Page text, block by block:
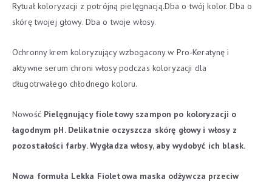
Rytuał koloryzacji z potrójną pielęgnacją.Dba o twój kolor. Dba o
skórę twojej głowy. Dba o twoje włosy.
Ochronny krem koloryzujący wzbogacony w Pro-Keratynę i
aktywne serum chroni włosy podczas koloryzacji dla
długotrwałego chłodnego koloru.
NowośćPielęgnujący fioletowy szampon po koloryzacji o
łagodnym pH.Delikatnie oczyszcza skórę głowy i włosy z
pozostałości farby.Wygładza włosy, aby wydobyć ich blask.
Nowa formuła Lekka Fioletowa maska odżywcza przeciw